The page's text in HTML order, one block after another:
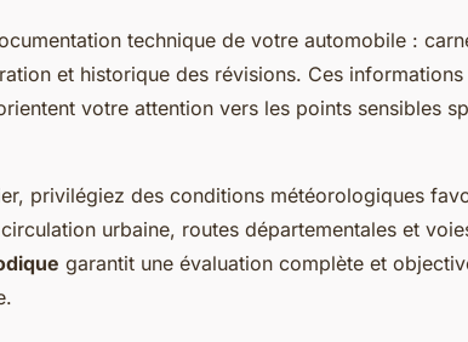
technique de votre automobile :
et historique des révisions. Ces
votre attention vers les points sensibles
privilégiez des conditions météorologiques
urbaine, routes départementales et
garantit une évaluation complète et